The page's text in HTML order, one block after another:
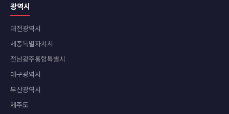
광역시
대전광역시
세종특별자치시
전남광주통합특별시
대구광역시
부산광역시
제주도